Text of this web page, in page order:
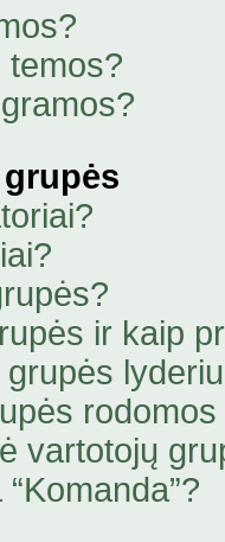
temos?
ir kaip
vartotojų